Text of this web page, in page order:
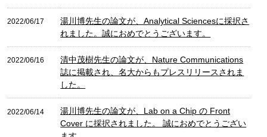
2022/06/17
湯川博先生の論文が、Analytical Sciencesに採択さ
れました。誠におめでとうございます。
2022/06/16
清中茂樹先生の論文が、Nature Communications
誌に掲載され、名大からもプレスリリースされま
した。
2022/06/14
湯川博先生の論文が、Lab on a Chip の Front
Cover に採択されました。 誠におめでとうござい